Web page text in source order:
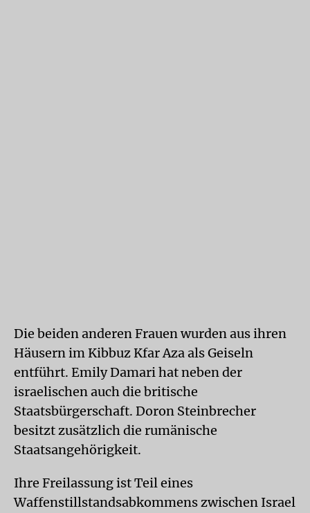
Die beiden anderen Frauen wurden aus ihren
Häusern im Kibbuz Kfar Aza als Geiseln
entführt. Emily Damari hat neben der
israelischen auch die britische
Staatsbürgerschaft. Doron Steinbrecher
besitzt zusätzlich die rumänische
Staatsangehörigkeit.
Ihre Freilassung ist Teil eines
Waffenstillstandsabkommens zwischen Israel